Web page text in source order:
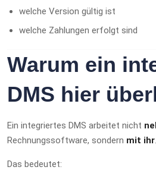
welche Version gültig ist
welche Zahlungen erfolgt sind
Warum ein
DMS hier
Ein integriertes DMS arbeitet nicht
Rechnungssoftware, sondern mit ihr.
Das bedeutet: